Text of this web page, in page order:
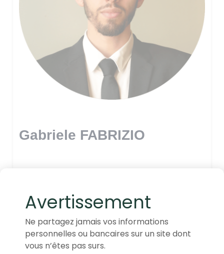
Gabriele FABRIZIO
Avertissement
Ne partagez jamais vos informations
personnelles ou bancaires sur un site dont
vous n’êtes pas surs.